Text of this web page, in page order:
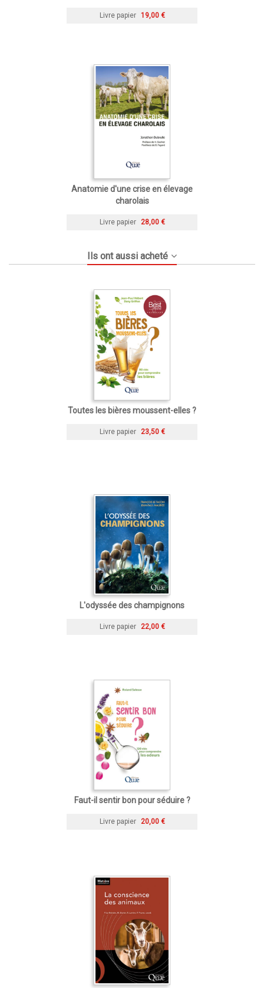
Livre papier 19,00 €
Anatomie d'une crise en élevage
charolais
Livre papier 28,00 €
Ils ont aussi acheté
Toutes les bières moussent-elles ?
Livre papier 23,50 €
L'odyssée des champignons
Livre papier 22,00 €
Faut-il sentir bon pour séduire ?
Livre papier 20,00 €